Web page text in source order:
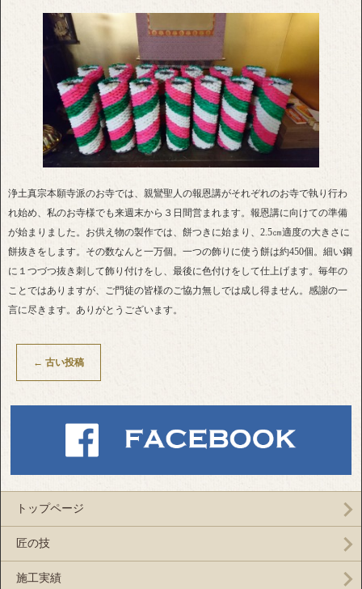
浄土真宗本願寺派のお寺では、親鸞聖人の報恩講がそれぞれのお寺で執り行わ
れ始め、私のお寺様でも来週末から３日間営まれます。報恩講に向けての準備
が始まりました。お供え物の製作では、餅つきに始まり、2.5㎝適度の大きさに
餅抜きをします。その数なんと一万個。一つの飾りに使う餅は約450個。細い鋼
に１つづつ抜き刺して飾り付けをし、最後に色付けをして仕上げます。毎年の
ことではありますが、ご門徒の皆様のご協力無しでは成し得ません。感謝の一
言に尽きます。ありがとうございます。
← 古い投稿
トップページ
匠の技
施工実績